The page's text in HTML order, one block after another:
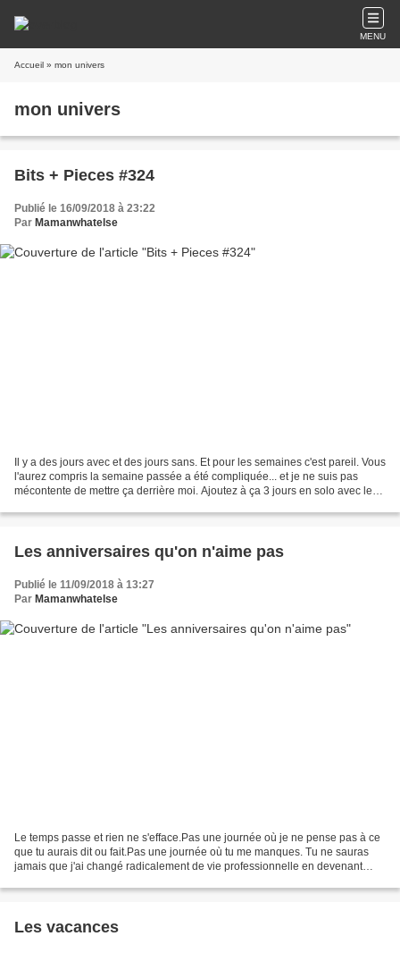
MENU
Accueil » mon univers
mon univers
Bits + Pieces #324
Publié le 16/09/2018 à 23:22
Par Mamanwhatelse
Il y a des jours avec et des jours sans. Et pour les semaines c'est pareil. Vous
l'aurez compris la semaine passée a été compliquée... et je ne suis pas
mécontente de mettre ça derrière moi. Ajoutez à ça 3 jours en solo avec les
Les anniversaires qu'on n'aime pas
Publié le 11/09/2018 à 13:27
Par Mamanwhatelse
Le temps passe et rien ne s'efface.Pas une journée où je ne pense pas à ce
que tu aurais dit ou fait.Pas une journée où tu me manques. Tu ne sauras
jamais que j'ai changé radicalement de vie professionnelle en devenant
Les vacances